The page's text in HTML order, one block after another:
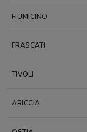
FIUMICINO
FRASCATI
TIVOLI
ARICCIA